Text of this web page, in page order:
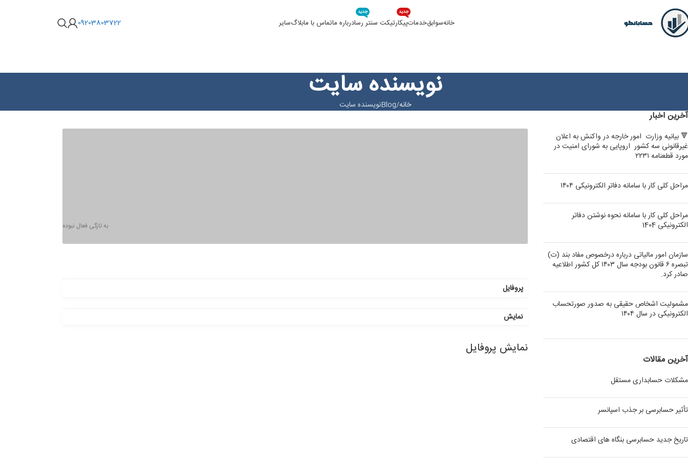
خانهسوابقخدماتپیکار
جدید
تیکت سنتر رسا
جدید
درباره ماتماس با مابلاگسایر 09203803722
نویسنده سایت
خانه Blogنویسنده سایت
آخرین اخبار
🔻 بیانیه وزارت امور خارجه در واکنش به اعلان
غیرقانونی سه کشور اروپایی به شورای امنیت در
مورد قطعنامه ۲۲۳۱
مراحل کلی کار با سامانه دفاتر الکترونیکی ۱۴۰۴
مراحل کلی کار با سامانه نحوه نوشتن دفاتر
الکترونیکی 1404
سازمان امور مالیاتی درباره درخصوص مفاد بند (ت)
تبصره ۶ قانون بودجه سال ۱۴۰۳ کل کشور اطلاعیه
صادر کرد.
مشمولیت اشخاص حقیقی به صدور صورتحساب
الکترونیکی در سال ۱۴۰۴
آخرین مقالات
مشکلات حسابداری مستقل
تأثیر حسابرسی بر جذب اسپانسر
تاریخ جدید حسابرسی بنگاه های اقتصادی
به تازگی فعال نبوده
پروفایل
نمایش
نمایش پروفایل